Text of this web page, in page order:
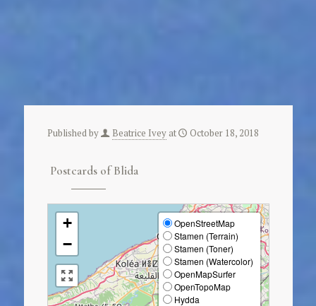
Published by Beatrice Ivey at October 18, 2018
Postcards of Blida
+
−
OpenStreetMap
Stamen (Terrain)
Stamen (Toner)
Stamen (Watercolor)
OpenMapSurfer
OpenTopoMap
Hydda